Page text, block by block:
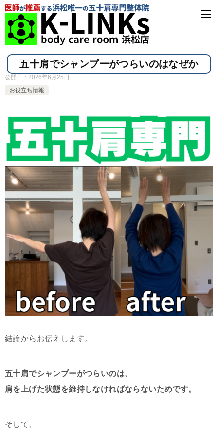
五十肩でシャンプーがつらいのはなぜか
公開日： 2026年6月25日
お役立ち情報
結論からお伝えします。
五十肩でシャンプーがつらいのは、
肩を上げた状態を維持しなければならないためです。
そして、